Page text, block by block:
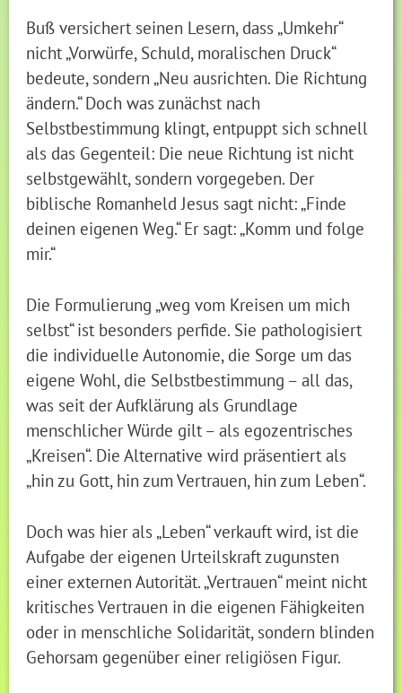
Buß versichert seinen Lesern, dass „Umkehr“
nicht „Vorwürfe, Schuld, moralischen Druck“
bedeute, sondern „Neu ausrichten. Die Richtung
ändern.“ Doch was zunächst nach
Selbstbestimmung klingt, entpuppt sich schnell
als das Gegenteil: Die neue Richtung ist nicht
selbstgewählt, sondern vorgegeben. Der
biblische Romanheld Jesus sagt nicht: „Finde
deinen eigenen Weg.“ Er sagt: „Komm und folge
mir.“
Die Formulierung „weg vom Kreisen um mich
selbst“ ist besonders perfide. Sie pathologisiert
die individuelle Autonomie, die Sorge um das
eigene Wohl, die Selbstbestimmung – all das,
was seit der Aufklärung als Grundlage
menschlicher Würde gilt – als egozentrisches
„Kreisen“. Die Alternative wird präsentiert als
„hin zu Gott, hin zum Vertrauen, hin zum Leben“.
Doch was hier als „Leben“ verkauft wird, ist die
Aufgabe der eigenen Urteilskraft zugunsten
einer externen Autorität. „Vertrauen“ meint nicht
kritisches Vertrauen in die eigenen Fähigkeiten
oder in menschliche Solidarität, sondern blinden
Gehorsam gegenüber einer religiösen Figur.